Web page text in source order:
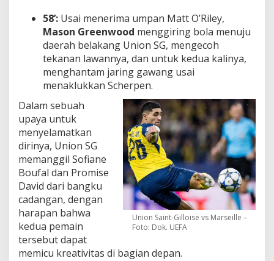
58’: Usai menerima umpan Matt O’Riley,
Mason Greenwood menggiring bola menuju
daerah belakang Union SG, mengecoh
tekanan lawannya, dan untuk kedua kalinya,
menghantam jaring gawang usai
menaklukkan Scherpen.
Union Saint-Gilloise vs Marseille –
Foto: Dok. UEFA
Dalam sebuah
upaya untuk
menyelamatkan
dirinya, Union SG
memanggil Sofiane
Boufal dan Promise
David dari bangku
cadangan, dengan
harapan bahwa
kedua pemain
tersebut dapat
memicu kreativitas di bagian depan.